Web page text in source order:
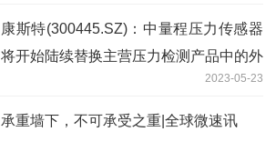
康斯特(300445.SZ)：中量程压力传感器
将开始陆续替换主营压力检测产品中的外
2023-05-23
承重墙下，不可承受之重|全球微速讯